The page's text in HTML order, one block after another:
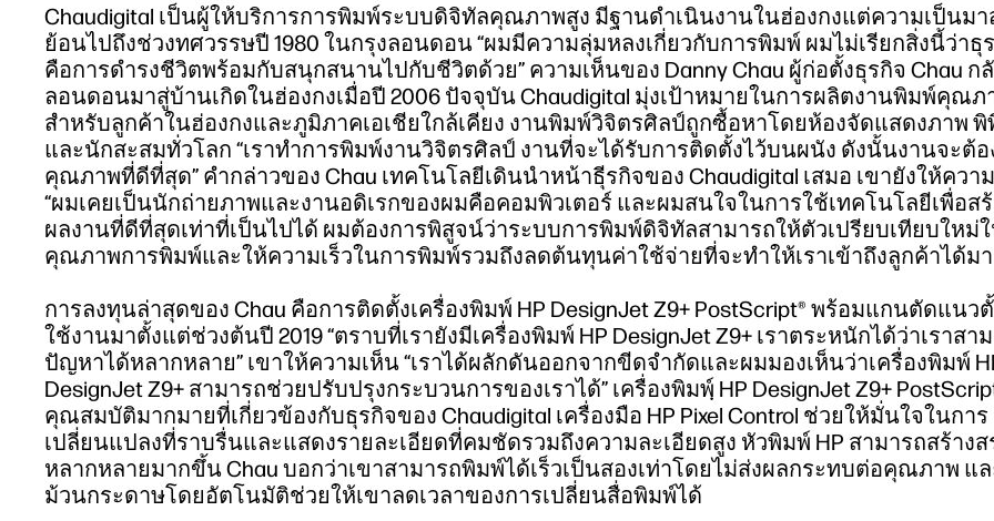
Chaudigital เป็นผู้ให้บริการการพิมพ์ระบบดิจิทัลคุณภาพสูง มีฐานดำเนินงานในฮ่องกงแต่ความเป็นมา
ย้อนไปถึงช่วงทศวรรษปี 1980 ในกรุงลอนดอน “ผมมีความลุ่มหลงเกี่ยวกับการพิมพ์ ผมไม่เรียกสิ่งนี้ว่าธุ
คือการดำรงชีวิตพร้อมกับสนุกสนานไปกับชีวิตด้วย” ความเห็นของ Danny Chau ผู้ก่อตั้งธุรกิจ Chau ก
ลอนดอนมาสู่บ้านเกิดในฮ่องกงเมื่อปี 2006 ปัจจุบัน Chaudigital มุ่งเป้าหมายในการผลิตงานพิมพ์คุณภ
สำหรับลูกค้าในฮ่องกงและภูมิภาคเอเชียใกล้เคียง งานพิมพ์วิจิตรศิลป์ถูกซื้อหาโดยห้องจัดแสดงภาพ
และนักสะสมทั่วโลก “เราทำการพิมพ์งานวิจิตรศิลป์ งานที่จะได้รับการติดตั้งไว้บนผนัง ดังนั้นงานจะต้อ
คุณภาพที่ดีที่สุด” คำกล่าวของ Chau เทคโนโลยีเดินนำหน้าธุีรกิจของ Chaudigital เสมอ เขายังให้ควา
“ผมเคยเป็นนักถ่ายภาพและงานอดิเรกของผมคือคอมพิวเตอร์ และผมสนใจในการใช้เทคโนโลยีเพื่อส
ผลงานที่ดีที่สุดเท่าที่เป็นไปได้ ผมต้องการพิสูจน์ว่าระบบการพิมพ์ดิจิทัลสามารถให้ตัวเปรียบเทียบใหม่
คุณภาพการพิมพ์และให้ความเร็วในการพิมพ์รวมถึงลดต้นทุนค่าใช้จ่ายที่จะทำให้เราเข้าถึงลูกค้าได้ม
การลงทุนล่าสุดของ Chau คือการติดตั้งเครื่องพิมพ์ HP DesignJet Z9+ PostScript® พร้อมแกนตัดแนว
ใช้งานมาตั้งแต่ช่วงต้นปี 2019 “ตราบที่เรายังมีเครื่องพิมพ์ HP DesignJet Z9+ เราตระหนักได้ว่าเราสา
ปัญหาได้หลากหลาย” เขาให้ความเห็น “เราได้ผลักดันออกจากขีดจำกัดและผมมองเห็นว่าเครื่องพิมพ์
DesignJet Z9+ สามารถช่วยปรับปรุงกระบวนการของเราได้” เครื่องพิมพฺ์ HP DesignJet Z9+
คุณสมบัติมากมายที่เกี่ยวข้องกับธุรกิจของ Chaudigital เครื่องมือ HP Pixel Control ช่วยให้มั่นใจในการ
เปลี่ยนแปลงที่ราบรื่นและแสดงรายละเอียดที่คมชัดรวมถึงความละเอียดสูง หัวพิมพ์ HP สามารถสร้างส
หลากหลายมากขึ้น Chau บอกว่าเขาสามารถพิมพ์ได้เร็วเป็นสองเท่าโดยไม่ส่งผลกระทบต่อคุณภาพ แ
ม้วนกระดาษโดยอัตโนมัติช่วยให้เขาลดเวลาของการเปลี่ยนสื่อพิมพ์ได้